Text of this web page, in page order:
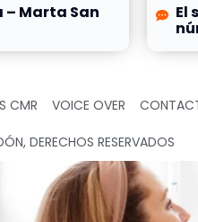
Marta San El
CMR VOICE OVER
DERECHOS RESERVADOS